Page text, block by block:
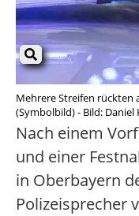
Mehrere Streifen rückten
(Symbolbild) - Bild:
Nach einem
und einer
in Oberbayern
Polizeisprecher